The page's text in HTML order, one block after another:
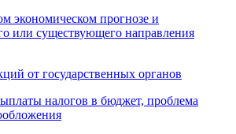
экономическом прогнозе и
или существующего направления
от государственных органов
налогов в бюджет, проблема